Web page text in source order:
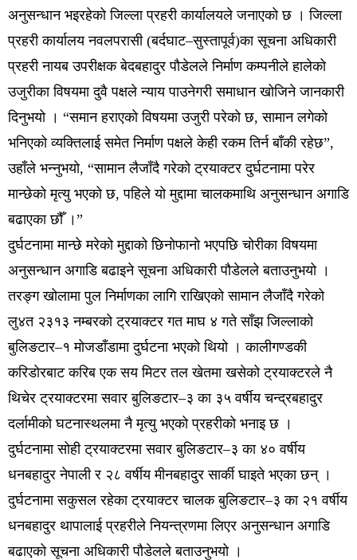
अनुसन्धान भइरहेको जिल्ला प्रहरी कार्यालयले जनाएको छ । जिल्ला
प्रहरी कार्यालय नवलपरासी (बर्दघाट–सुस्तापूर्व)का सूचना अधिकारी
प्रहरी नायब उपरीक्षक बेदबहादुर पौडेलले निर्माण कम्पनीले हालेको
उजुरीका विषयमा दुवै पक्षले न्याय पाउनेगरी समाधान खोजिने जानकारी
दिनुभयो । “समान हराएको विषयमा उजुरी परेको छ, सामान लगेको
भनिएको व्यक्तिलाई समेत निर्माण पक्षले केही रकम तिर्न बाँकी रहेछ”,
उहाँले भन्नुभयो, “सामान लैजाँदै गरेको ट्रयाक्टर दुर्घटनामा परेर
मान्छेको मृत्यु भएको छ, पहिले यो मुद्दामा चालकमाथि अनुसन्धान अगाडि
बढाएका छौँ ।”
दुर्घटनामा मान्छे मरेको मुद्दाको छिनोफानो भएपछि चोरीका विषयमा
अनुसन्धान अगाडि बढाइने सूचना अधिकारी पौडेलले बताउनुभयो ।
तरङ्ग खोलामा पुल निर्माणका लागि राखिएको सामान लैजाँदै गरेको
लु४त २३१३ नम्बरको ट्रयाक्टर गत माघ ४ गते साँझ जिल्लाको
बुलिङटार–१ मोजडाँडामा दुर्घटना भएको थियो । कालीगण्डकी
करिडोरबाट करिब एक सय मिटर तल खेतमा खसेको ट्रयाक्टरले नै
थिचेर ट्रयाक्टरमा सवार बुलिङटार–३ का ३५ वर्षीय चन्द्रबहादुर
दर्लामीको घटनास्थलमा नै मृत्यु भएको प्रहरीको भनाइ छ ।
दुर्घटनामा सोही ट्रयाक्टरमा सवार बुलिङटार–३ का ४० वर्षीय
धनबहादुर नेपाली र २८ वर्षीय मीनबहादुर सार्की घाइते भएका छन् ।
दुर्घटनामा सकुसल रहेका ट्रयाक्टर चालक बुलिङटार–३ का २१ वर्षीय
धनबहादुर थापालाई प्रहरीले नियन्त्रणमा लिएर अनुसन्धान अगाडि
बढाएको सूचना अधिकारी पौडेलले बताउनुभयो ।